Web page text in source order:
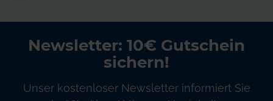
Newsletter: 10€ Gutschein
sichern!
Unser kostenloser Newsletter informiert Sie